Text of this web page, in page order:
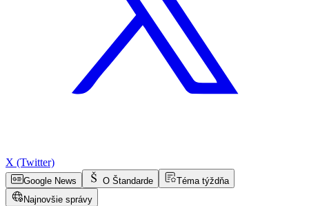
X (Twitter)
Google News O Štandarde
Téma týždňa
Najnovšie správy